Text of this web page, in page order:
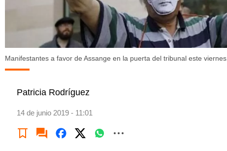
Manifestantes a favor de Assange en la puerta del tribunal este viernes.
Patricia Rodríguez
14 de junio 2019 - 11:01